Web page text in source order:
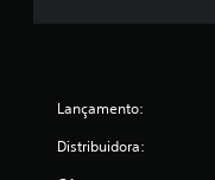
Lançamento:
Distribuidora: